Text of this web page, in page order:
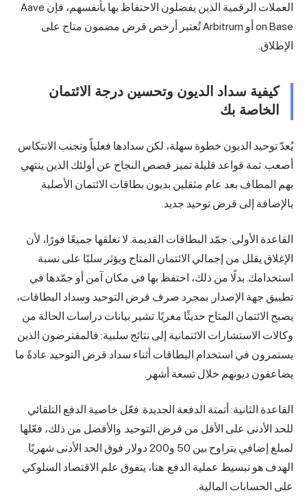
العملات الرقمية الذين يفضلون الاحتفاظ بها بأنفسهم، فإن Aave
on Base أو Arbitrum تُعتبر أرخص قرض مضمون متاح على
سداد الديون وتحسين درجة الائتمان
بك
الديون خطوة سهلة، لكن سدادها فعلياً وتجنب الانتكاس
قواعد قليلة تميز قصص النجاح عن أولئك الذين ينتهي
بعد عام مثقلين بديون بطاقات الائتمان الأصلية
إلى قرض توحيد جديد.
الأولى: جمّد البطاقات القديمة. لا تغلقها جميعًا فورًا، لأن
يقلل من إجمالي الائتمان المتاح ويؤثر سلبًا على نسبة
بدلًا من ذلك، احتفظ بها في مكان آمن أو جمّدها في
الإصدار. بمجرد صرف قرض التوحيد وسداد البطاقات،
المتاح حديثًا مغريًا. تشير بيانات دراسات الحالة من
الاستشارات الائتمانية إلى نتائج سلبية: فالمقترضون الذين
في استخدام البطاقات أثناء سداد قرض التوحيد عادةً ما
ديونهم خلال تسعة أشهر.
الثانية: أتمتة الدفعة الجديدة. فعّل خاصية الدفع التلقائي
على الأقل من قرض التوحيد. والأفضل من ذلك، فعّلها
لمبلغ إضافي يتراوح بين 50 و200 دولار فوق الحد الأدنى شهريًا.
تبسيط عملية الدفع. هنا، يتفوق علم الاقتصاد السلوكي
المالية.